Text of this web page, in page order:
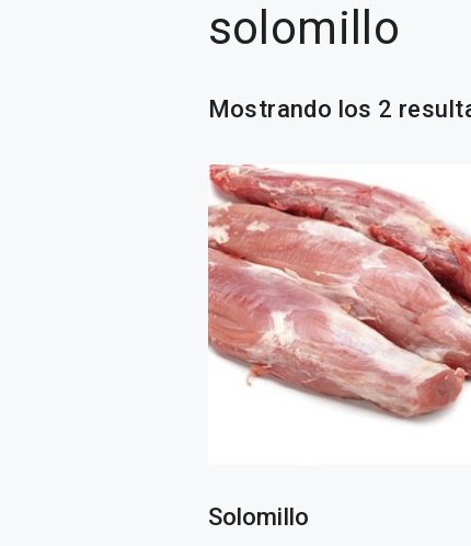
solomillo
Mostrando los 2
Solomillo